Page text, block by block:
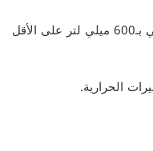
لبن الزبادي نصف المقشود (نوصي بـ600 ميلي لتر على الأقل
الحرارية.